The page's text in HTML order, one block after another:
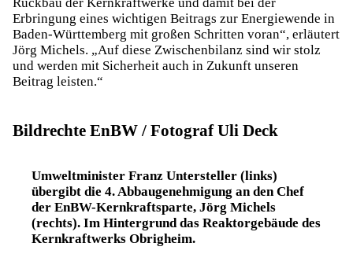
Erbringung eines wichtigen Beitrags zur Energiewende in
Baden-Württemberg mit großen Schritten voran“, erläutert
Jörg Michels. „Auf diese Zwischenbilanz sind wir stolz
und werden mit Sicherheit auch in Zukunft unseren
Beitrag leisten.“
Bildrechte EnBW / Fotograf Uli Deck
Umweltminister Franz Untersteller (links)
übergibt die 4. Abbaugenehmigung an den Chef
der EnBW-Kernkraftsparte, Jörg Michels
(rechts). Im Hintergrund das Reaktorgebäude des
Kernkraftwerks Obrigheim.